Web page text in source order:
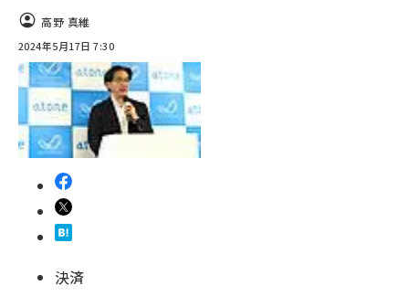
高野 真維
2024年5月17日 7:30
決済